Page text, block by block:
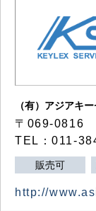
（有）アジアキ
〒069-0816
TEL：011-
販売可
http://